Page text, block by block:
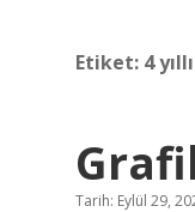
Etiket: 4
Tarih: Eylül 29,